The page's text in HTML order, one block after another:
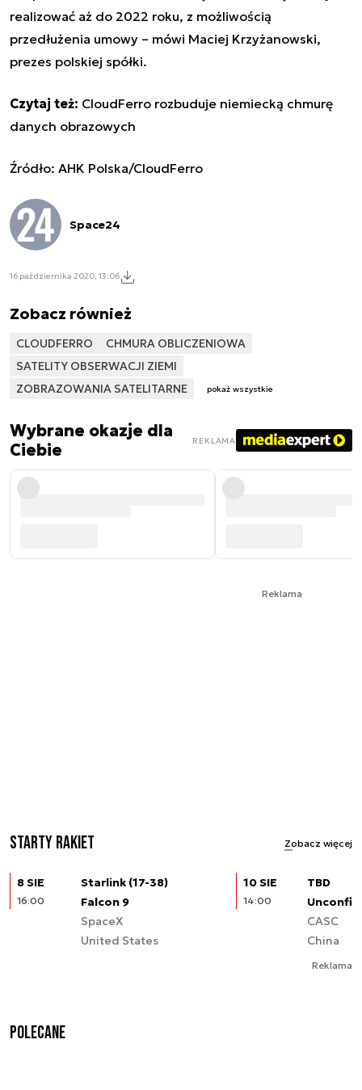
realizować aż do 2022 roku, z możliwością
przedłużenia umowy – mówi Maciej Krzyżanowski,
prezes polskiej spółki.
Czytaj też: CloudFerro rozbuduje niemiecką chmurę
danych obrazowych
Źródło: AHK Polska/CloudFerro
Space24
16 października 2020, 13:06
Zobacz również
CLOUDFERRO
CHMURA OBLICZENIOWA
SATELITY OBSERWACJI ZIEMI
ZOBRAZOWANIA SATELITARNE
pokaż wszystkie
Wybrane okazje dla
Ciebie
REKLAMA
Reklama
Starty rakiet Zobacz więcej
8 SIE
16:00
Starlink (17-38)
Falcon 9
SpaceX
United States
10 SIE
14:00
TBD
CASC
China
Reklama
Polecane